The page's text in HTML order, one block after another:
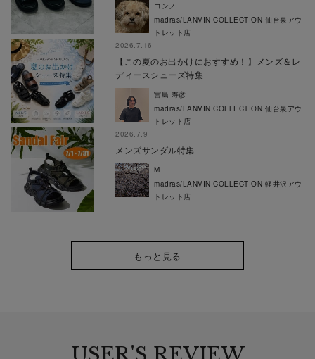
コンノ
madras/LANVIN COLLECTION 仙台泉アウ
トレット店
2026.7.16
【この夏のお出かけにおすすめ！】メンズ＆レ
ディースシューズ特集
宮島 寿彦
madras/LANVIN COLLECTION 仙台泉アウ
トレット店
2026.7.9
メンズサンダル特集
M
madras/LANVIN COLLECTION 軽井沢アウ
トレット店
もっと見る